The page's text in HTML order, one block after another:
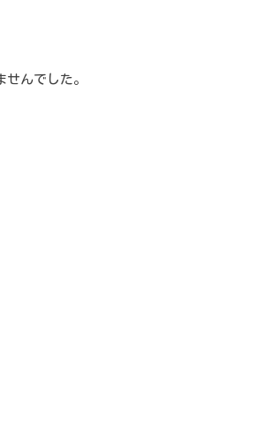
んでした。